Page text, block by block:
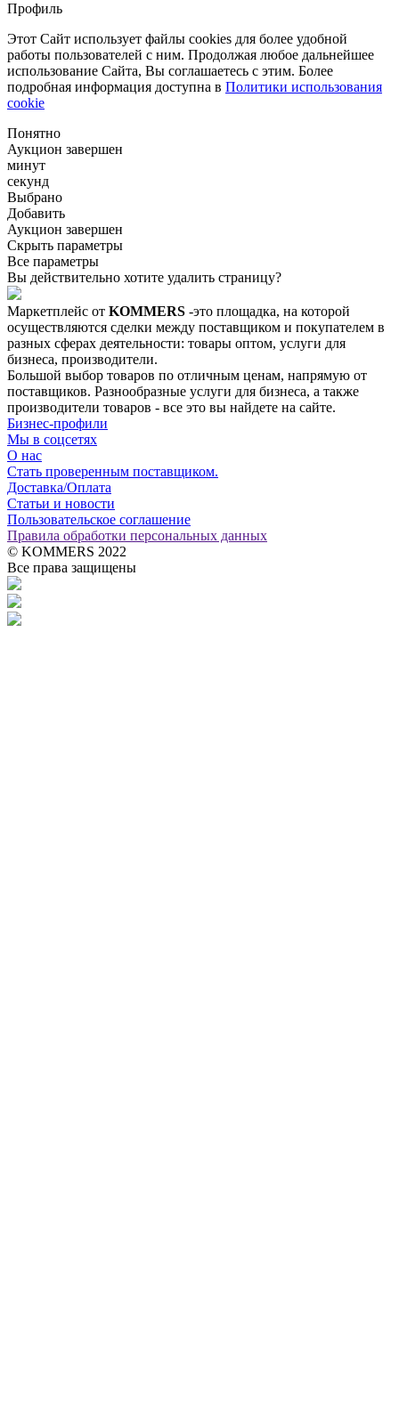
Профиль
Этот Сайт использует файлы cookies для более удобной
работы пользователей с ним. Продолжая любое дальнейшее
использование Сайта, Вы соглашаетесь с этим. Более
подробная информация доступна в Политики использования
cookie
Понятно
Аукцион завершен
минут
секунд
Выбрано
Добавить
Аукцион завершен
Скрыть параметры
Все параметры
Вы действительно хотите удалить страницу?
Маркетплейс от KOMMERS -это площадка, на которой
осуществляются сделки между поставщиком и покупателем в
разных сферах деятельности: товары оптом, услуги для
бизнеса, производители.
Большой выбор товаров по отличным ценам, напрямую от
поставщиков. Разнообразные услуги для бизнеса, а также
производители товаров - все это вы найдете на сайте.
Бизнес-профили
Мы в соцсетях
О нас
Стать проверенным поставщиком.
Доставка/Оплата
Статьи и новости
Пользовательское соглашение
Правила обработки персональных данных
© KOMMERS 2022
Все права защищены